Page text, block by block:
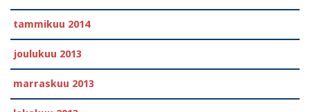
tammikuu 2014
joulukuu 2013
marraskuu 2013